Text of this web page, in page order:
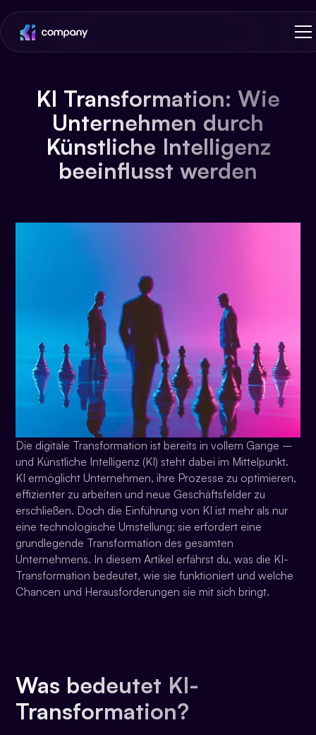
KI Transformation: Wie
Unternehmen durch
Künstliche Intelligenz
beeinflusst werden
Die digitale Transformation ist bereits in vollem Gange –
und Künstliche Intelligenz (KI) steht dabei im Mittelpunkt.
KI ermöglicht Unternehmen, ihre Prozesse zu optimieren,
effizienter zu arbeiten und neue Geschäftsfelder zu
erschließen. Doch die Einführung von KI ist mehr als nur
eine technologische Umstellung; sie erfordert eine
grundlegende Transformation des gesamten
Unternehmens. In diesem Artikel erfährst du, was die KI-
Transformation bedeutet, wie sie funktioniert und welche
Chancen und Herausforderungen sie mit sich bringt.
Was bedeutet KI-
Transformation?